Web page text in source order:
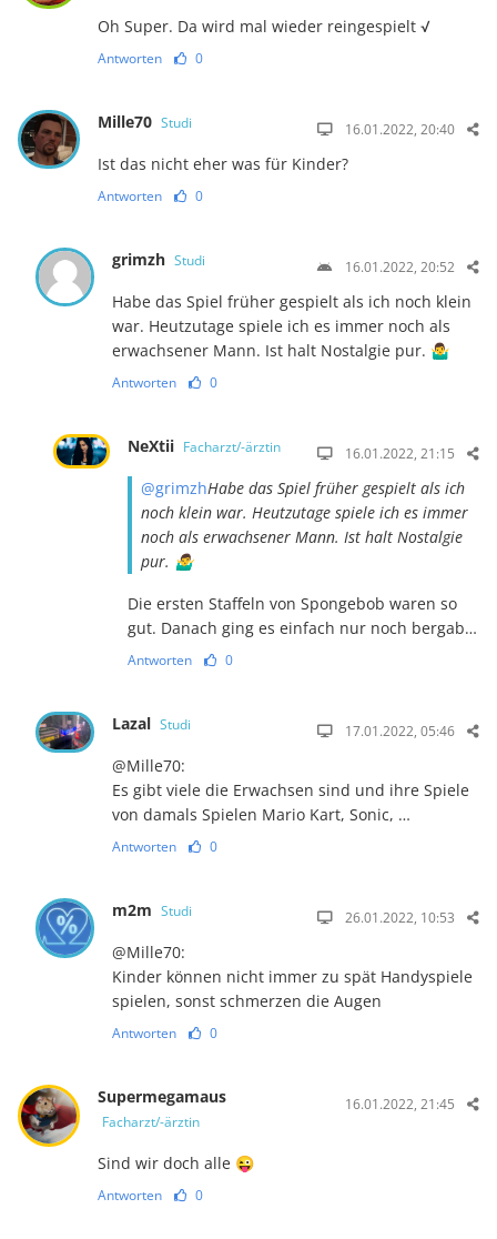
Oh Super. Da wird mal wieder reingespielt √
Antworten 0
Mille70 Studi 16.01.2022, 20:40
Ist das nicht eher was für Kinder?
Antworten 0
grimzh Studi 16.01.2022, 20:52
Habe das Spiel früher gespielt als ich noch klein
war. Heutzutage spiele ich es immer noch als
erwachsener Mann. Ist halt Nostalgie pur. 🤷‍♂️
Antworten 0
NeXtii Facharzt/-ärztin 16.01.2022, 21:15
@grimzhHabe das Spiel früher gespielt als ich
noch klein war. Heutzutage spiele ich es immer
noch als erwachsener Mann. Ist halt Nostalgie
pur. 🤷‍♂️
Die ersten Staffeln von Spongebob waren so
gut. Danach ging es einfach nur noch bergab…
Antworten 0
Lazal Studi 17.01.2022, 05:46
@Mille70:
Es gibt viele die Erwachsen sind und ihre Spiele
von damals Spielen Mario Kart, Sonic, …
Antworten 0
m2m Studi 26.01.2022, 10:53
@Mille70:
Kinder können nicht immer zu spät Handyspiele
spielen, sonst schmerzen die Augen
Antworten 0
Supermegamaus
Facharzt/-ärztin
16.01.2022, 21:45
Sind wir doch alle 😜
Antworten 0